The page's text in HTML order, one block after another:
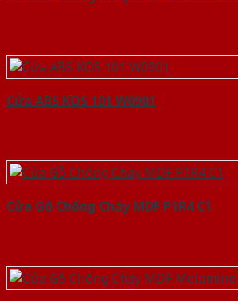
Cửa ABS KOS 101 W0901
Cửa Gỗ Chống Cháy MDF P1R4 C1